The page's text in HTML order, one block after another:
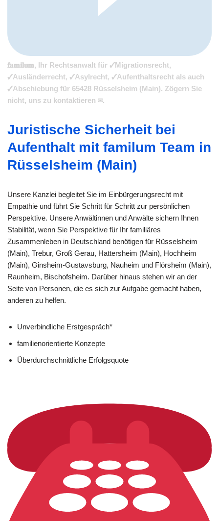
𝐟𝐚𝐦𝐢𝐥𝐮𝐦, Ihr Rechtsanwalt für ✓Migrationsrecht,
✓Ausländerrecht, ✓Asylrecht, ✓Aufenthaltsrecht als auch
✓Abschiebung für 65428 Rüsselsheim (Main). Zögern Sie
nicht, uns zu kontaktieren ✉.
Juristische Sicherheit bei
Aufenthalt mit familum Team in
Rüsselsheim (Main)
Unsere Kanzlei begleitet Sie im Einbürgerungsrecht mit
Empathie und führt Sie Schritt für Schritt zur persönlichen
Perspektive. Unsere Anwältinnen und Anwälte sichern Ihnen
Stabilität, wenn Sie Perspektive für Ihr familiäres
Zusammenleben in Deutschland benötigen für Rüsselsheim
(Main), Trebur, Groß Gerau, Hattersheim (Main), Hochheim
(Main), Ginsheim-Gustavsburg, Nauheim und Flörsheim (Main),
Raunheim, Bischofsheim. Darüber hinaus stehen wir an der
Seite von Personen, die es sich zur Aufgabe gemacht haben,
anderen zu helfen.
Unverbindliche Erstgespräch*
familienorientierte Konzepte
Überdurchschnittliche Erfolgsquote